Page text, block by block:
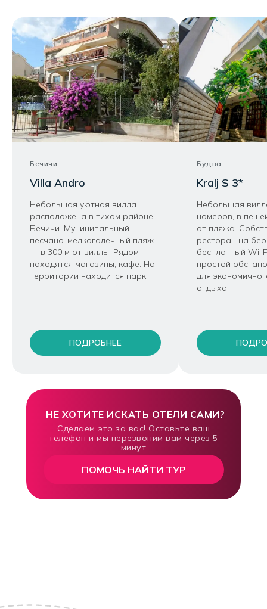
Бечичи
Villa Andro
Небольшая уютная вилла
расположена в тихом районе
Бечичи. Муниципальный
песчано-мелкогалечный пляж
— в 300 м от виллы. Рядом
находятся магазины, кафе. На
территории находится парк
ПОДРОБНЕЕ
Будва
Kralj S 3*
Небольшая
номеров, в
от пляжа.
ресторан на
бесплатный Wi-
простой
для
отдыха
ПОМОЧЬ НАЙТИ ТУР
Сделаем это за вас! Оставьте ваш
телефон и мы перезвоним вам через 5
минут
НЕ ХОТИТЕ ИСКАТЬ ОТЕЛИ САМИ?